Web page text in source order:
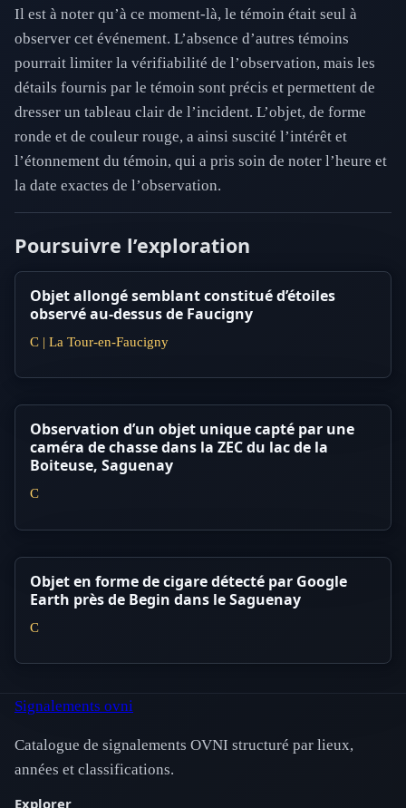
Il est à noter qu’à ce moment-là, le témoin était seul à
observer cet événement. L’absence d’autres témoins
pourrait limiter la vérifiabilité de l’observation, mais les
détails fournis par le témoin sont précis et permettent de
dresser un tableau clair de l’incident. L’objet, de forme
ronde et de couleur rouge, a ainsi suscité l’intérêt et
l’étonnement du témoin, qui a pris soin de noter l’heure et
la date exactes de l’observation.
Poursuivre l’exploration
Objet allongé semblant constitué d’étoiles
observé au-dessus de Faucigny
C | La Tour-en-Faucigny
Observation d’un objet unique capté par une
caméra de chasse dans la ZEC du lac de la
Boiteuse, Saguenay
C
Objet en forme de cigare détecté par Google
Earth près de Begin dans le Saguenay
C
Signalements ovni
Catalogue de signalements OVNI structuré par lieux,
années et classifications.
Explorer